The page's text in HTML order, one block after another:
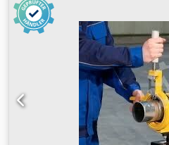
Universalmotor
Hz Gewicht: ca. 5,5 kg
230 mm Kabellänge: 2900 mm
Pressbackentypen, Adapter für
Zusätzliche Merkmale: -
(Automatic Circuit Control –
Pressbackenhalter mit
Kompatibel mit Pressbacken
Verpressen, z.B. Geberit
Verbindung in 15 Sekunden